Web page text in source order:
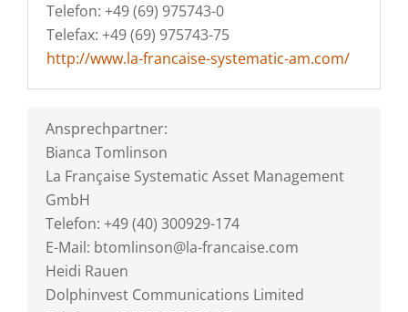
Telefon: +49 (69) 975743-0
Telefax: +49 (69) 975743-75
http://www.la-francaise-systematic-am.com/
Ansprechpartner:
Bianca Tomlinson
La Française Systematic Asset Management
GmbH
Telefon: +49 (40) 300929-174
E-Mail: btomlinson@la-francaise.com
Heidi Rauen
Dolphinvest Communications Limited